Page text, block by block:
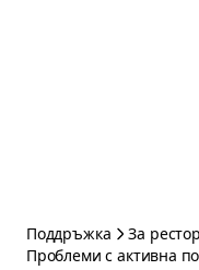
Поддръжка
За
Проблеми с активна